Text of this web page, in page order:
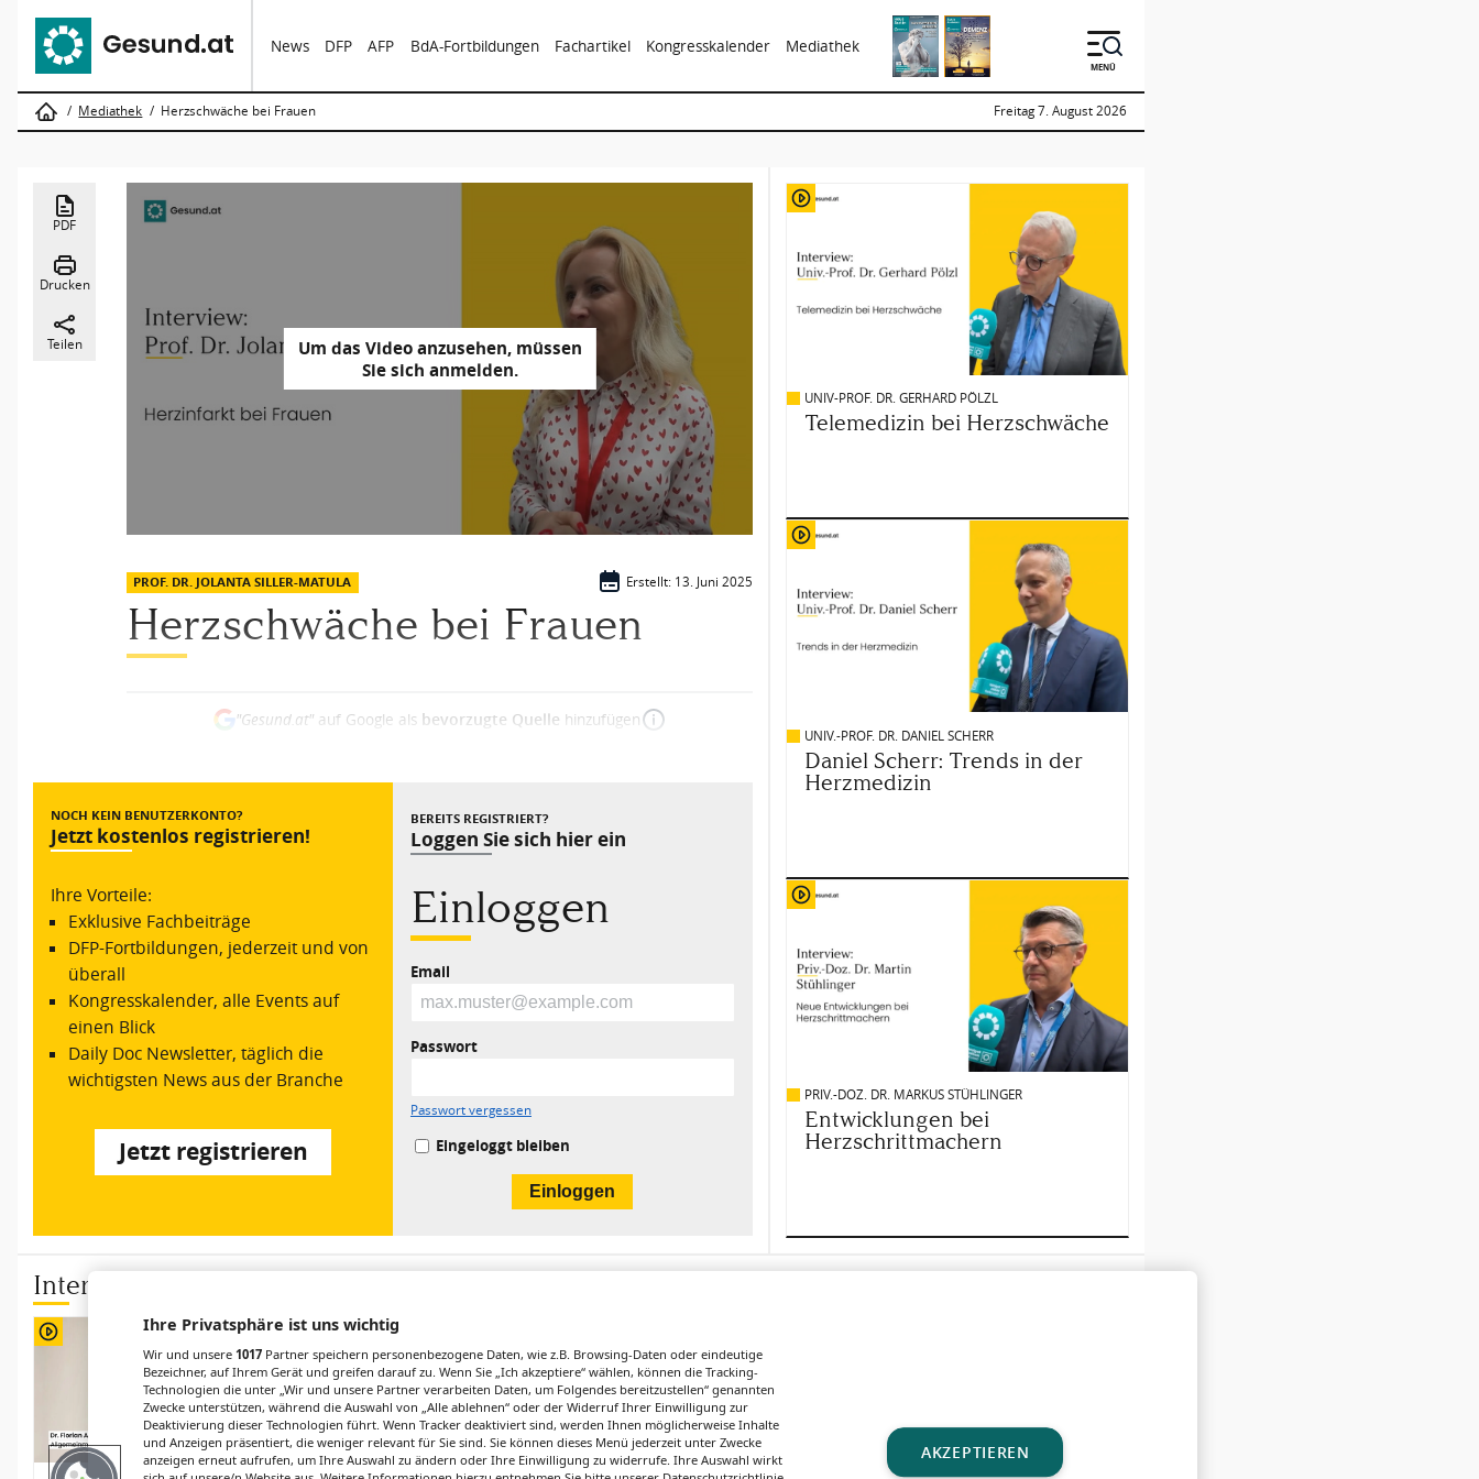
News DFP AFP BdA-Fortbildungen Fachartikel Kongresskalender Mediathek
MENÜ
Mediathek Herzschwäche bei Frauen Freitag 7. August 2026
PDF
Drucken
Teilen
PROF. DR. JOLANTA SILLER-MATULA Erstellt: 13. Juni 2025
Herzschwäche bei Frauen
"Gesund.at"auf Google als bevorzugte Quelle hinzufügen
NOCH KEIN BENUTZERKONTO?
Jetzt kostenlos registrieren!
Ihre Vorteile:
Exklusive Fachbeiträge
DFP-Fortbildungen, jederzeit und von
überall
Kongresskalender, alle Events auf
einen Blick
Daily Doc Newsletter, täglich die
wichtigsten News aus der Branche
Jetzt registrieren
BEREITS REGISTRIERT?
Loggen Sie sich hier ein
Einloggen
Email
Passwort
Passwort vergessen
Eingeloggt bleiben
UNIV-PROF. DR. GERHARD PÖLZL
Telemedizin bei Herzschwäche
UNIV.-PROF. DR. DANIEL SCHERR
Daniel Scherr: Trends in der
Herzmedizin
PRIV.-DOZ. DR. MARKUS STÜHLINGER
Entwicklungen bei
Herzschrittmachern
Interviews
Ihre Privatsphäre ist uns wichtig
Wir und unsere 1017 Partner speichern personenbezogene Daten, wie z.B. Browsing-Daten oder eindeutige
Bezeichner, auf Ihrem Gerät und greifen darauf zu. Wenn Sie „Ich akzeptiere“ wählen, können die Tracking-
Technologien die unter „Wir und unsere Partner verarbeiten Daten, um Folgendes bereitzustellen“ genannten
Zwecke unterstützen, während die Auswahl von „Alle ablehnen“ oder der Widerruf Ihrer Einwilligung zur
Deaktivierung dieser Technologien führt. Wenn Tracker deaktiviert sind, werden Ihnen möglicherweise Inhalte
und Anzeigen präsentiert, die weniger relevant für Sie sind. Sie können dieses Menü jederzeit unter Zwecke
anzeigen erneut aufrufen, um Ihre Auswahl zu ändern oder Ihre Einwilligung zu widerrufe. Ihre Auswahl wirkt
AKZEPTIEREN